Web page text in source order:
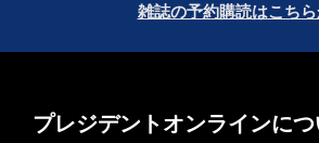
雑誌の予約購読はこち
プレジデントオンラインにつ